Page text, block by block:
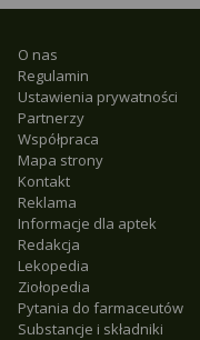
O nas
Regulamin
Ustawienia prywatności
Partnerzy
Współpraca
Mapa strony
Kontakt
Reklama
Informacje dla aptek
Redakcja
Lekopedia
Ziołopedia
Pytania do farmaceutów
Substancje i składniki